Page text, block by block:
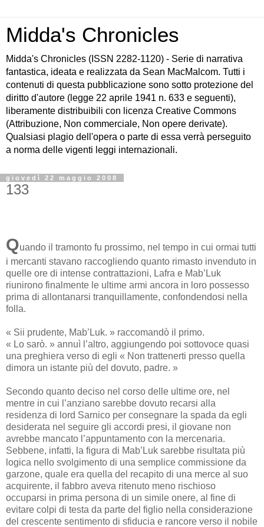
Midda's Chronicles
Midda's Chronicles (ISSN 2282-1120) - Serie di narrativa
fantastica, ideata e realizzata da Sean MacMalcom. Tutti i
contenuti di questa pubblicazione sono sotto protezione del
diritto d'autore (legge 22 aprile 1941 n. 633 e seguenti),
liberamente distribuibili con licenza Creative Commons
(Attribuzione, Non commerciale, Non opere derivate).
Qualsiasi plagio dell'opera o parte di essa verrà perseguito
a norma delle vigenti leggi internazionali.
giovedì 22 maggio 2008
133
Quando il tramonto fu prossimo, nel tempo in cui ormai tutti
i mercanti stavano raccogliendo quanto rimasto invenduto in
quelle ore di intense contrattazioni, Lafra e Mab’Luk
riunirono finalmente le ultime armi ancora in loro possesso
prima di allontanarsi tranquillamente, confondendosi nella
folla.
« Sii prudente, Mab’Luk. » raccomandò il primo.
« Lo sarò. » annuì l’altro, aggiungendo poi sottovoce quasi
una preghiera verso di egli « Non trattenerti presso quella
dimora un istante più del dovuto, padre. »
Secondo quanto deciso nel corso delle ultime ore, nel
mentre in cui l’anziano sarebbe dovuto recarsi alla
residenza di lord Sarnico per consegnare la spada da egli
desiderata nel seguire gli accordi presi, il giovane non
avrebbe mancato l’appuntamento con la mercenaria.
Sebbene, infatti, la figura di Mab’Luk sarebbe risultata più
logica nello svolgimento di una semplice commissione da
garzone, quale era quella del recapito di una merce al suo
acquirente, il fabbro aveva ritenuto meno rischioso
occuparsi in prima persona di un simile onere, al fine di
evitare colpi di testa da parte del figlio nella considerazione
del crescente sentimento di sfiducia e rancore verso il nobile